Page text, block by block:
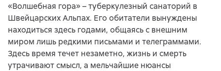
«Волшебная гора» – туберкулезный санаторий в
Швейцарских Альпах. Его обитатели вынуждены
находиться здесь годами, общаясь с внешним
миром лишь редкими письмами и телеграммами.
Здесь время течет незаметно, жизнь и смерть
утрачивают смысл, а мельчайшие нюансы